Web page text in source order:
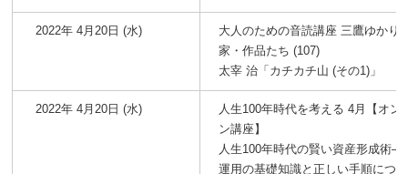
2022年 4月20日 (水)
大人のための音読講座 三鷹ゆかり
家・作品たち (107)
太宰 治「カチカチ山 (その1)」
2022年 4月20日 (水)
人生100年時代を考える 4月【オン
ン講座】
人生100年時代の賢い資産形成術―
運用の基礎知識と正しい手順につ